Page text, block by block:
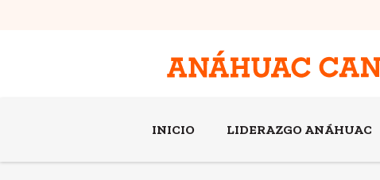
INICIO LIDERAZGO ANÁHUAC